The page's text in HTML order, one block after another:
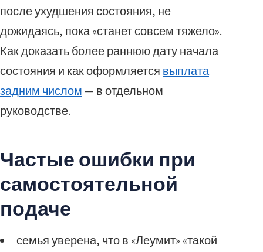
после ухудшения состояния, не
дожидаясь, пока «станет совсем тяжело».
Как доказать более раннюю дату начала
состояния и как оформляется выплата
задним числом — в отдельном
руководстве.
Частые ошибки при
самостоятельной
подаче
семья уверена, что в «Леумит» «такой